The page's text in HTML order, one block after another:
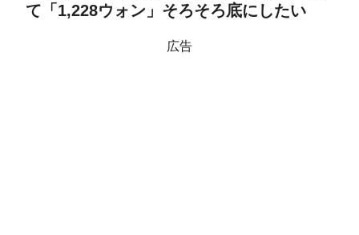
て「1,228ウォン」そろそろ底にしたい
広告